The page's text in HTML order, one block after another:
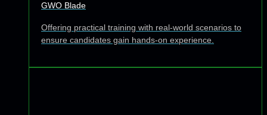
GWO Blade
Offering practical training with real-world scenarios to
ensure candidates gain hands-on experience.